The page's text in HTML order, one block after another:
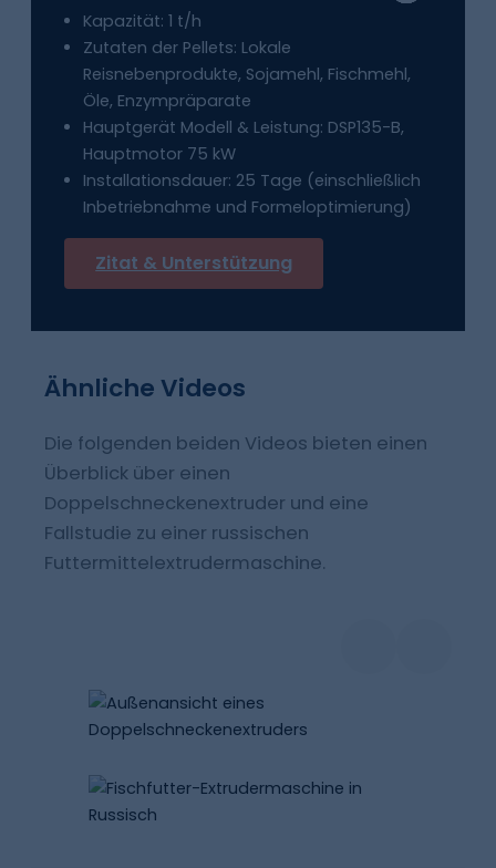
Kapazität: 1 t/h
Zutaten der Pellets: Lokale
Reisnebenprodukte, Sojamehl, Fischmehl,
Öle, Enzympräparate
Hauptgerät Modell & Leistung: DSP135-B,
Hauptmotor 75 kW
Installationsdauer: 25 Tage (einschließlich
Inbetriebnahme und Formeloptimierung)
Zitat & Unterstützung
Ähnliche Videos
Die folgenden beiden Videos bieten einen
Überblick über einen
Doppelschneckenextruder und eine
Fallstudie zu einer russischen
Futtermittelextrudermaschine.